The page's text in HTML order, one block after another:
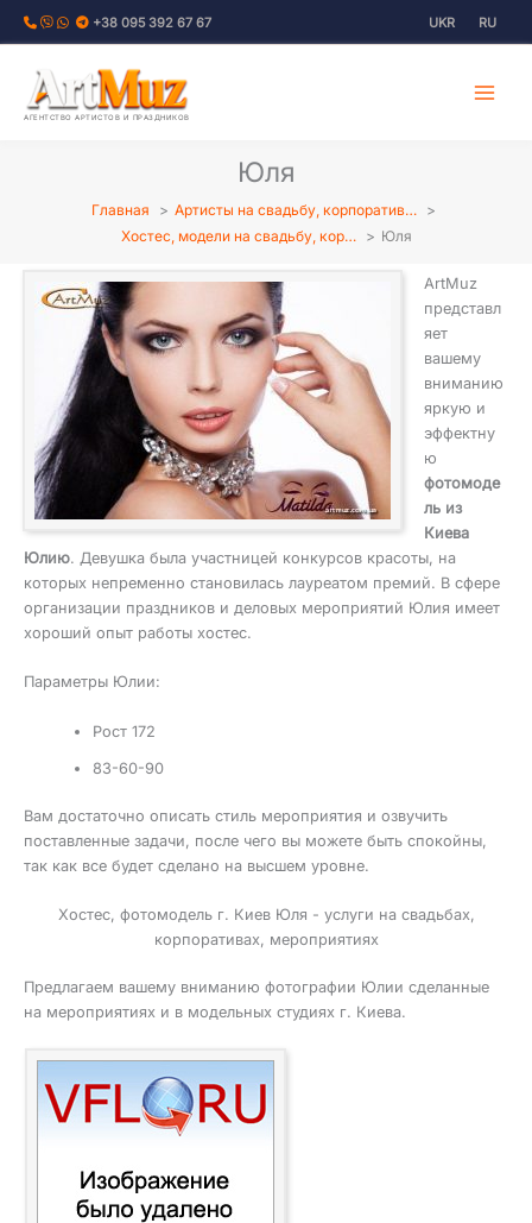
Перейти
+38 095 392 67 67 UKR RU
АГЕНТСТВО АРТИСТОВ И ПРАЗДНИКОВ
Юля
Главная
Артисты на свадьбу, корпоратив…
Хостес, модели на свадьбу, кор…
Юля
ArtMuz
представл
яет
вашему
вниманию
яркую и
эффектну
ю
фотомоде
ль из
Киева
Юлию. Девушка была участницей конкурсов красоты, на
которых непременно становилась лауреатом премий. В сфере
организации праздников и деловых мероприятий Юлия имеет
хороший опыт работы хостес.
Параметры Юлии:
Рост 172
83-60-90
Вам достаточно описать стиль мероприятия и озвучить
поставленные задачи, после чего вы можете быть спокойны,
так как все будет сделано на высшем уровне.
Хостес, фотомодель г. Киев Юля - услуги на свадьбах,
корпоративах, мероприятиях
Предлагаем вашему вниманию фотографии Юлии сделанные
на мероприятиях и в модельных студиях г. Киева.